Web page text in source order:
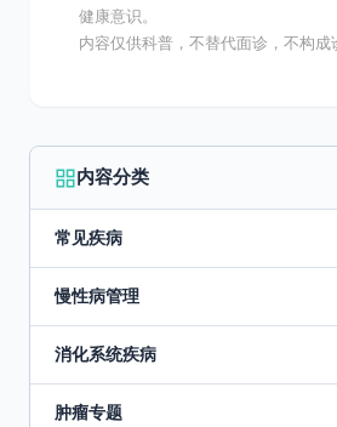
健康意识。
内容仅供科普，不替代面诊，不构成
内容分类
常见疾病
慢性病管理
消化系统疾病
肿瘤专题